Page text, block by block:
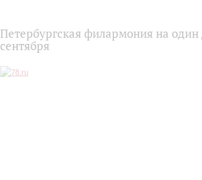
Петербургская филармония на
сентября